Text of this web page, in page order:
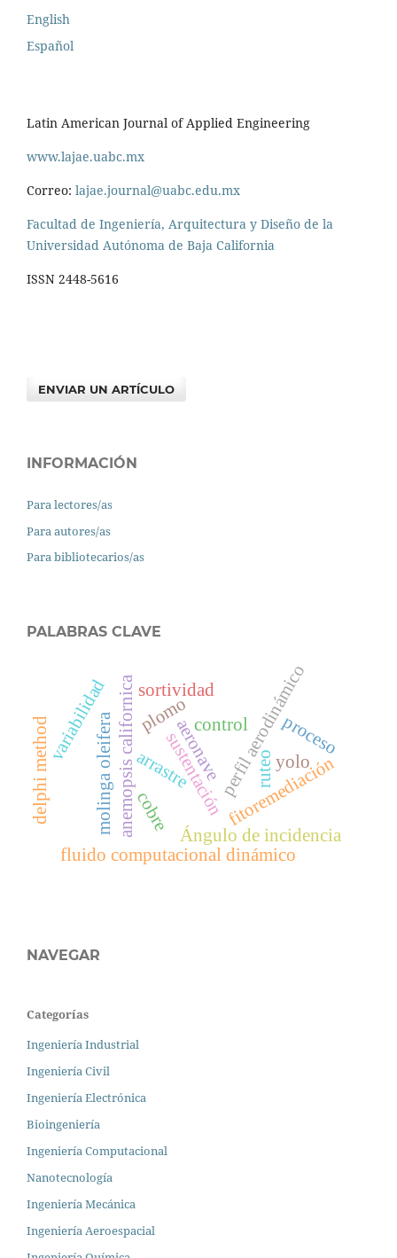
English
Español
Latin American Journal of Applied Engineering
www.lajae.uabc.mx
Correo: lajae.journal@uabc.edu.mx
Facultad de Ingeniería, Arquitectura y Diseño de la
Universidad Autónoma de Baja California
ISSN 2448-5616
ENVIAR UN ARTÍCULO
INFORMACIÓN
Para lectores/as
Para autores/as
Para bibliotecarios/as
PALABRAS CLAVE
perfil aerodinámico
sustentación
arrastre
Ángulo de incidencia
fluido computacional dinámico
aeronave
anemopsis californicacobre fitoremediación
molinga oleifera plomo proceso
variabilidad control
ruteo
delphi method
sortividad
yolo
NAVEGAR
Categorías
Ingeniería Industrial
Ingeniería Civil
Ingeniería Electrónica
Bioingeniería
Ingeniería Computacional
Nanotecnología
Ingeniería Mecánica
Ingeniería Aeroespacial